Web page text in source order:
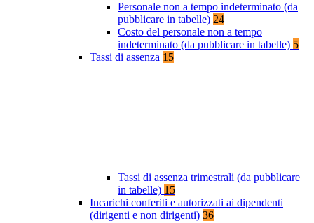
Personale non a tempo indeterminato (da
pubblicare in tabelle) 24
Costo del personale non a tempo
indeterminato (da pubblicare in tabelle) 5
Tassi di assenza 15
Tassi di assenza trimestrali (da pubblicare
in tabelle) 15
Incarichi conferiti e autorizzati ai dipendenti
(dirigenti e non dirigenti) 36